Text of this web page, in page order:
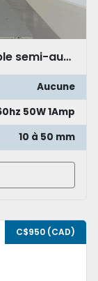
DDX - 450 - Bouchonneuse de table semi-automatique
Aucune
50W 1Amp
10 à 50 mm
C$950 (CAD)